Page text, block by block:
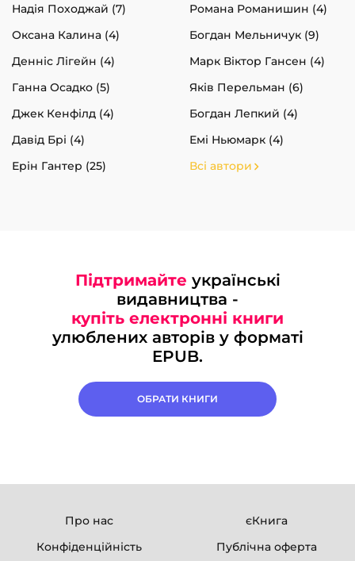
Надія Походжай (7)
Романа Романишин (4)
Оксана Калина (4)
Богдан Мельничук (9)
Денніс Лігейн (4)
Марк Віктор Гансен (4)
Ганна Осадко (5)
Яків Перельман (6)
Джек Кенфілд (4)
Богдан Лепкий (4)
Давід Брі (4)
Емі Ньюмарк (4)
Ерін Гантер (25)
Всі автори
Підтримайте українські
видавництва -
купіть електронні книги
улюблених авторів у форматі
EPUB.
ОБРАТИ КНИГИ
Про нас
єКнига
Конфіденційність
Публічна оферта